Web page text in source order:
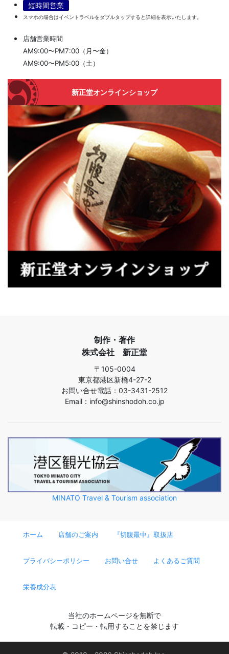
短時間営業
スマホの場合はイベントラベルをダブルタップすると詳細を表示いたします。
店舗営業時間
AM9:00〜PM7:00（月〜金）
AM9:00〜PM5:00（土）
新正堂オンラインショップ
制作・著作
株式会社 新正堂
〒105-0004
東京都港区新橋4-27-2
お問い合せ電話：03-3431-2512
Email：info@shinshodoh.co.jp
MINATO Travel & Tourism association
ホーム 店舗のご案内 『切腹最中』取扱店
プライバシーポリシー お問い合せ よくあるご質問
栄養成分表
当社のホームページを無断で
転載・コピー・転用することを禁じます